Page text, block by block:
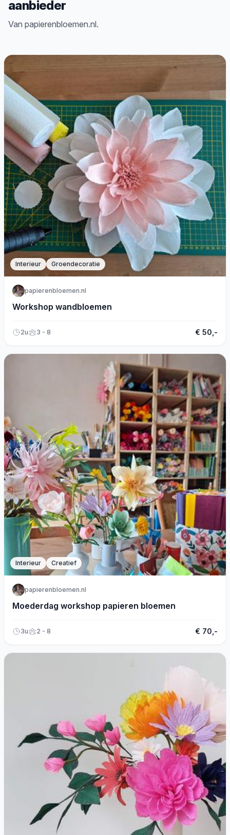
aanbieder
Van papierenbloemen.nl.
Interieur Groendecoratie
papierenbloemen.nl
Workshop wandbloemen
2u 3 - 8 € 50,-
Interieur Creatief
papierenbloemen.nl
Moederdag workshop papieren bloemen
3u 2 - 8 € 70,-